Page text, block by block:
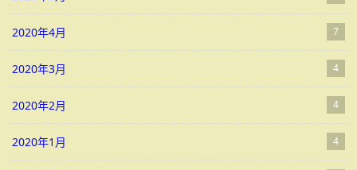
2020年4月 7
2020年3月 4
2020年2月 4
2020年1月 4